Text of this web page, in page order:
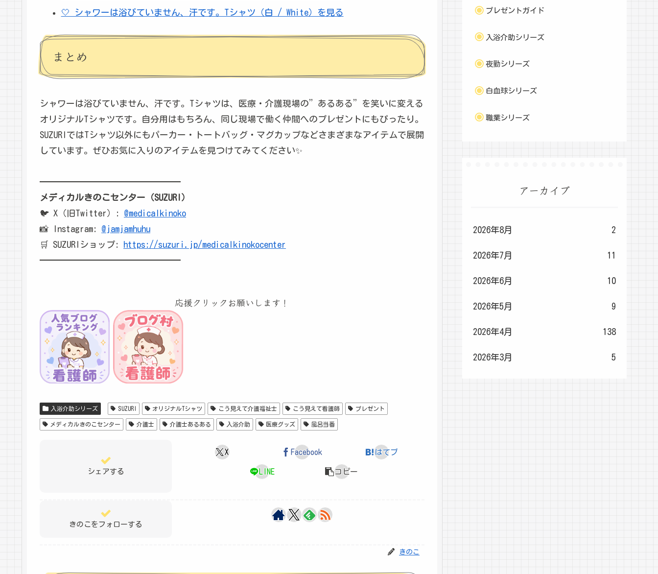
🤍 シャワーは浴びていません、汗です。Tシャツ（白 / White）を見る
まとめ
シャワーは浴びていません、汗です。Tシャツは、医療・介護現場の”あるある”を笑いに変える
オリジナルTシャツです。自分用はもちろん、同じ現場で働く仲間へのプレゼントにもぴったり。
SUZURIではTシャツ以外にもパーカー・トートバッグ・マグカップなどさまざまなアイテムで展開
しています。ぜひお気に入りのアイテムを見つけてみてください✨
━━━━━━━━━━━━━━━━
メディカルきのこセンター（SUZURI）
🐦 X（旧Twitter）: @medicalkinoko
📸 Instagram: @jamjamhuhu
🛒 SUZURIショップ: https://suzuri.jp/medicalkinokocenter
━━━━━━━━━━━━━━━━
応援クリックお願いします！
入浴介助シリーズ SUZURI オリジナルTシャツ こう見えて介護福祉士 こう見えて看護師 プレゼント
メディカルきのこセンター 介護士 介護士あるある 入浴介助 医療グッズ 風呂当番
シェアする
X Facebook はてブ
LINE コピー
きのこをフォローする
きのこ
プレゼントガイド
入浴介助シリーズ
夜勤シリーズ
白血球シリーズ
職業シリーズ
アーカイブ
2026年8月 2
2026年7月 11
2026年6月 10
2026年5月 9
2026年4月 138
2026年3月 5